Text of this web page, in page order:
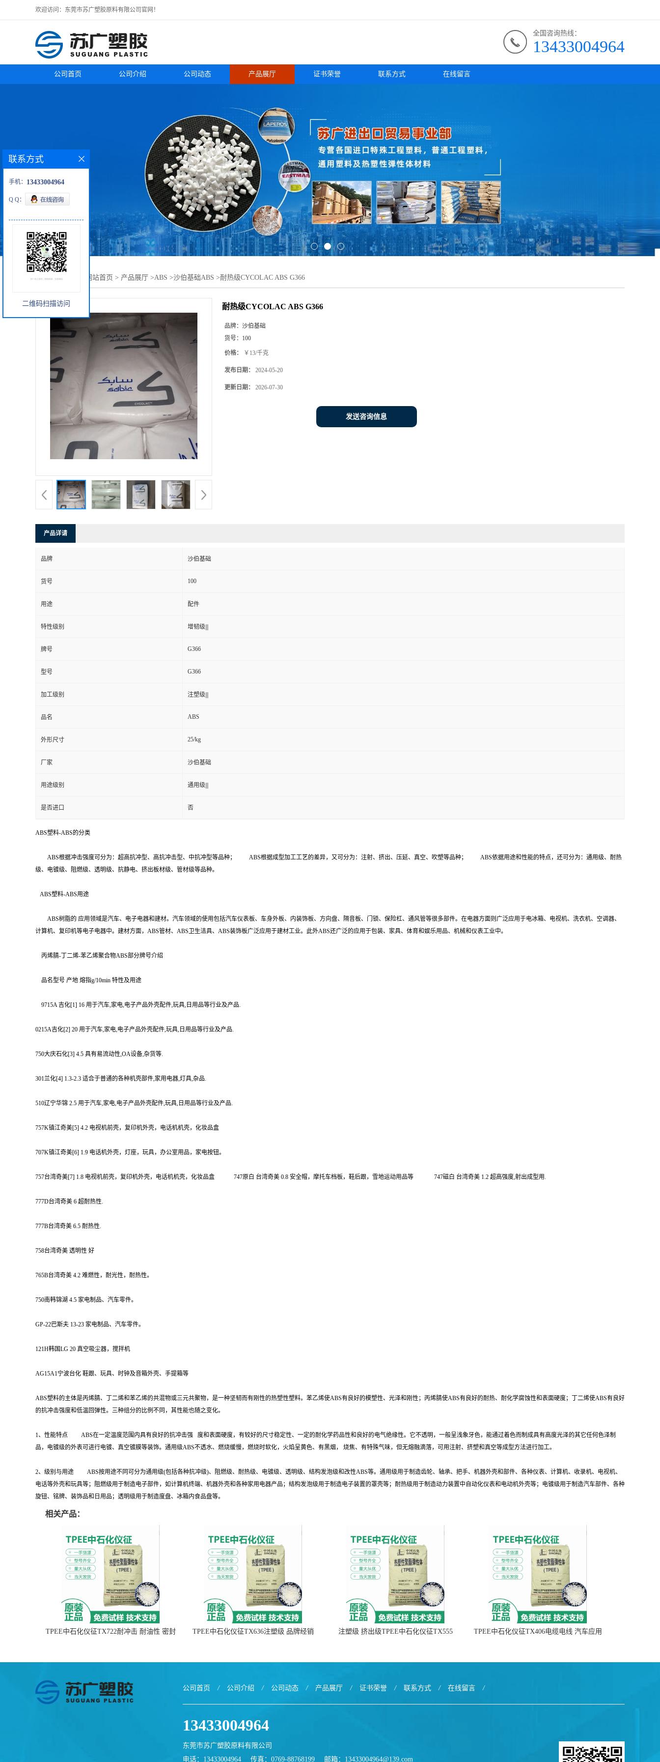
欢迎访问：东莞市苏广塑胶原料有限公司官网！
全国咨询热线：
13433004964
公司首页 公司介绍 公司动态 产品展厅 证书荣誉 联系方式 在线留言
您当前的位置： 网站首页 > 产品展厅 >ABS >沙伯基础ABS >耐热级CYCOLAC ABS G366
耐热级CYCOLAC ABS G366
品牌： 沙伯基础
货号： 100
价格： ￥13/千克
发布日期： 2024-05-20
更新日期： 2026-07-30
发送咨询信息
产品详请
品牌 沙伯基础
货号 100
用途 配件
特性级别 增韧级|||
牌号 G366
型号 G366
加工级别 注塑级|||
品名 ABS
外形尺寸 25/kg
厂家 沙伯基础
用途级别 通用级|||
是否进口 否
ABS塑料-ABS的分类
ABS根据冲击强度可分为：超高抗冲型、高抗冲击型、中抗冲型等品种； ABS根据成型加工工艺的差异，又可分为：注射、挤出、压延、真空、吹塑等品种； ABS依据用途和性能的特点，还可分为：通用级、耐热
级、电镀级、阻燃级、透明级、抗静电、挤出板材级、管材级等品种。
ABS塑料-ABS用途
ABS树脂的 应用领域是汽车、电子电器和建材。汽车领域的使用包括汽车仪表板、车身外板、内装饰板、方向盘、隔音板、门锁、保险杠、通风管等很多部件。在电器方面则广泛应用于电冰箱、电视机、洗衣机、空调器、
计算机、复印机等电子电器中。建材方面，ABS管材、ABS卫生洁具、ABS装饰板广泛应用于建材工业。此外ABS还广泛的应用于包装、家具、体育和娱乐用品、机械和仪表工业中。
丙烯腈-丁二烯-苯乙烯聚合物ABS部分牌号介绍
品名型号 产地 熔指g/10min 特性及用途
9715A 吉化[1] 16 用于汽车,家电,电子产品外壳配件,玩具,日用品等行业及产品.
0215A吉化[2] 20 用于汽车,家电,电子产品外壳配件,玩具,日用品等行业及产品.
750大庆石化[3] 4.5 具有易流动性,OA设备,杂货等.
301兰化[4] 1.3-2.3 适合于普通的各种机壳部件,家用电器,灯具,杂品.
510辽宁华锦 2.5 用于汽车,家电,电子产品外壳配件,玩具,日用品等行业及产品.
757K镇江奇美[5] 4.2 电视机前壳，复印机外壳，电话机机壳，化妆品盒
707K镇江奇美[6] 1.9 电话机外壳，灯座，玩具，办公室用品，家电按钮。
757台湾奇美[7] 1.8 电视机前壳，复印机外壳，电话机机壳，化妆品盒 747原白 台湾奇美 0.8 安全帽，摩托车档板，鞋后跟，雪地运动用品等 747磁白 台湾奇美 1.2 超高强度,射出成型用.
777D台湾奇美 6 超耐热性.
777B台湾奇美 6.5 耐热性.
758台湾奇美 透明性 好
765B台湾奇美 4.2 难燃性，耐光性，耐热性。
750南韩锦湖 4.5 家电制品、汽车零件。
GP-22巴斯夫 13-23 家电制品、汽车零件。
121H韩国LG 20 真空吸尘器，搅拌机
AG15A1宁波台化 鞋跟、玩具、时钟及音箱外壳、手提箱等
ABS塑料的主体是丙烯腈、丁二烯和苯乙烯的共混物或三元共聚物，是一种坚韧而有刚性的热塑性塑料。苯乙烯使ABS有良好的模塑性、光泽和刚性；丙烯腈使ABS有良好的耐热、耐化学腐蚀性和表面硬度；丁二烯使ABS有良好
的抗冲击强度和低温回弹性。三种组分的比例不同，其性能也随之变化。
1、性能特点 ABS在一定温度范围内具有良好的抗冲击强 度和表面硬度，有较好的尺寸稳定性、一定的耐化学药品性和良好的电气绝缘性。它不透明，一般呈浅象牙色，能通过着色而制成具有高度光泽的其它任何色泽制
品，电镀级的外表可进行电镀、真空镀膜等装饰。通用级ABS不透水、燃烧缓慢，燃烧时软化，火焰呈黄色、有黑烟， 烧焦、有特殊气味，但无熔融滴落，可用注射、挤塑和真空等成型方法进行加工。
2、级别与用途 ABS按用途不同可分为通用级(包括各种抗冲级)、阻燃级、耐热级、电镀级、透明级、结构发泡级和改性ABS等。通用级用于制造齿轮、轴承、把手、机器外壳和部件、各种仪表、计算机、收录机、电视机、
电话等外壳和玩具等；阻燃级用于制造电子部件，如计算机终端、机器外壳和各种家用电器产品；结构发泡级用于制造电子装置的罩壳等；耐热级用于制造动力装置中自动化仪表和电动机外壳等；电镀级用于制造汽车部件、各种
旋钮、铭牌、装饰品和日用品；透明级用于制造度盘、冰箱内食品盘等。
相关产品：
TPEE中石化仪征TX722耐冲击 耐油性 密封
TPEE中石化仪征TX636注塑级 品牌经销 注塑级 挤出级TPEE中石化仪征TX555 TPEE中石化仪征TX406电缆电线 汽车应用
联系方式
手机： 13433004964
Q Q：
二维码扫描访问
公司首页 / 公司介绍 / 公司动态 / 产品展厅 / 证书荣誉 / 联系方式 / 在线留言 /
13433004964
东莞市苏广塑胶原料有限公司
电话：13433004964
传真：0769-88768199 邮箱： 13433004964@139.com